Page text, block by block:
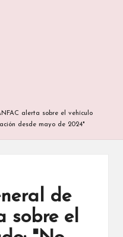
alerta sobre el vehículo
desde mayo de 2024"
de
sobre el